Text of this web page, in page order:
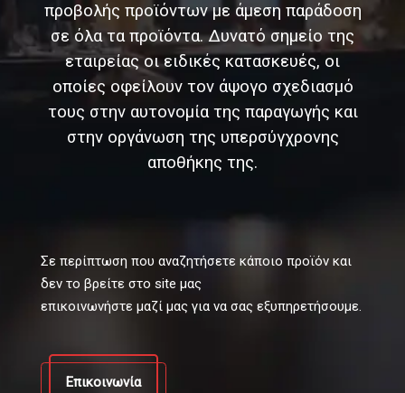
προβολής προϊόντων με άμεση παράδοση
σε όλα τα προϊόντα. Δυνατό σημείο της
εταιρείας οι ειδικές κατασκευές, οι
οποίες οφείλουν τον άψογο σχεδιασμό
τους στην αυτονομία της παραγωγής και
στην οργάνωση της υπερσύγχρονης
αποθήκης της.
Σε περίπτωση που αναζητήσετε κάποιο προϊόν και
δεν το βρείτε στο site μας
επικοινωνήστε μαζί μας για να σας εξυπηρετήσουμε.
Επικοινωνία